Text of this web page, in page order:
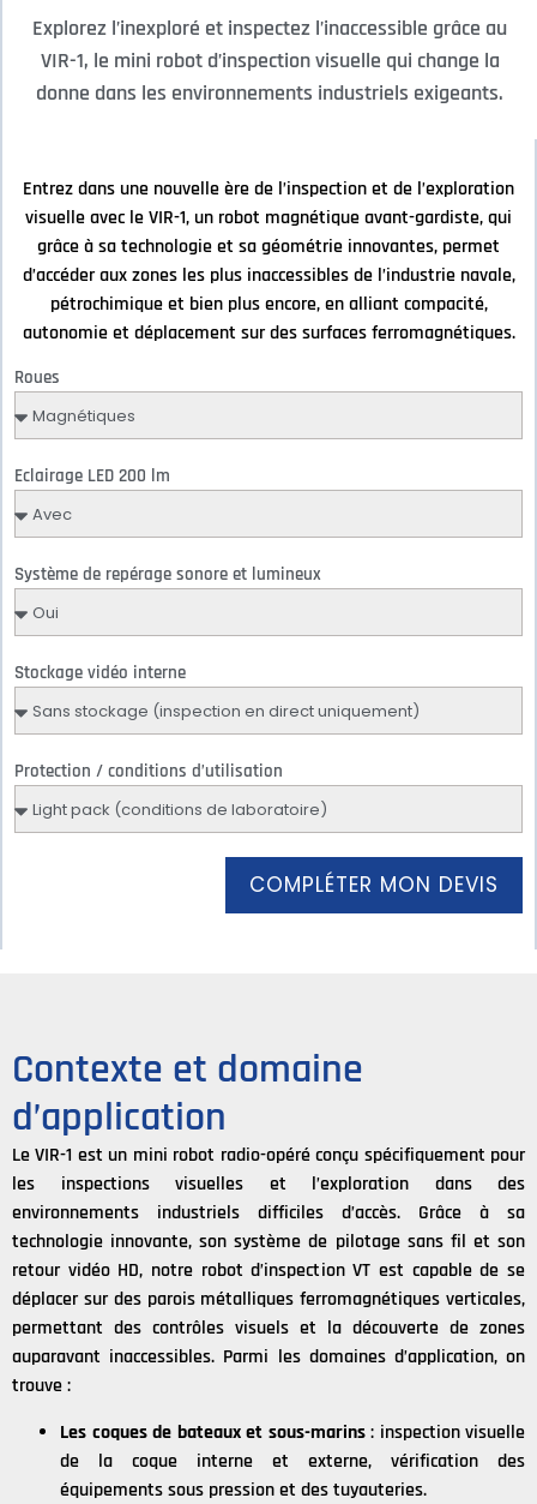
Explorez l’inexploré et inspectez l’inaccessible grâce au
VIR-1, le mini robot d’inspection visuelle qui change la
donne dans les environnements industriels exigeants.
Entrez dans une nouvelle ère de l’inspection et de l’exploration
visuelle avec le VIR-1, un robot magnétique avant-gardiste, qui
grâce à sa technologie et sa géométrie innovantes, permet
d’accéder aux zones les plus inaccessibles de l’industrie navale,
pétrochimique et bien plus encore, en alliant compacité,
autonomie et déplacement sur des surfaces ferromagnétiques.
Roues
Eclairage LED 200 lm
Système de repérage sonore et lumineux
Stockage vidéo interne
Protection / conditions d’utilisation
COMPLÉTER MON DEVIS
Contexte et domaine
d’application
Le VIR-1 est un mini robot radio-opéré conçu spécifiquement pour
les inspections visuelles et l’exploration dans des
environnements industriels difficiles d’accès. Grâce à sa
technologie innovante, son système de pilotage sans fil et son
retour vidéo HD, notre robot d’inspection VT est capable de se
déplacer sur des parois métalliques ferromagnétiques verticales,
permettant des contrôles visuels et la découverte de zones
auparavant inaccessibles. Parmi les domaines d’application, on
trouve :
Les coques de bateaux et sous-marins: inspection visuelle
de la coque interne et externe, vérification des
équipements sous pression et des tuyauteries.